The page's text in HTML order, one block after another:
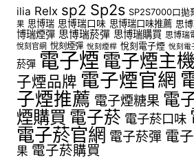
ilia Relx sp2 Sp2s SP2S7000口拋
果 思博瑞 思博瑞口味 思博瑞口味推薦 思
博瑞煙彈 思博瑞菸彈 思博瑞購買 思博瑞
悅刻官網 悅刻煙彈 悅刻煙桿 悅刻電子煙 悅刻電
菸彈 電子煙 電子煙主機
子煙品牌 電子煙官網
子煙推薦 電子煙糖果 電
煙購買 電子菸 電子菸口味
電子菸官網 電子菸彈 電
果 電子菸購買